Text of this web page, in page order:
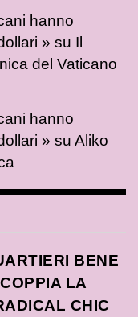
hanno
» su Il
del Vaticano
hanno
» su Aliko
BENE
LA
CHIC